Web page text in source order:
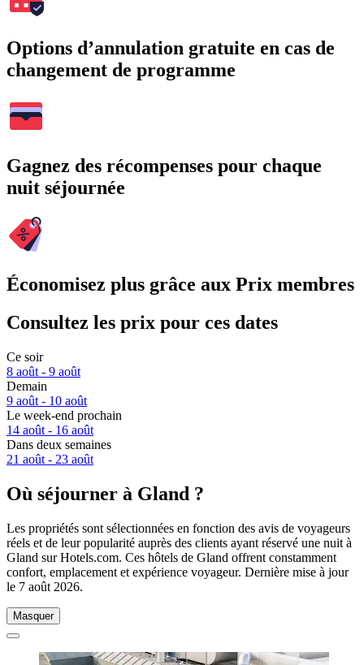
Options d’annulation gratuite en cas de
changement de programme
Gagnez des récompenses pour chaque
nuit séjournée
Économisez plus grâce aux Prix membres
Consultez les prix pour ces dates
Ce soir
8 août - 9 août
Demain
9 août - 10 août
Le week-end prochain
14 août - 16 août
Dans deux semaines
21 août - 23 août
Où séjourner à Gland ?
Les propriétés sont sélectionnées en fonction des avis de voyageurs
réels et de leur popularité auprès des clients ayant réservé une nuit à
Gland sur Hotels.com. Ces hôtels de Gland offrent constamment
confort, emplacement et expérience voyageur. Dernière mise à jour
le 7 août 2026.
Masquer